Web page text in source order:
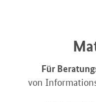
Für
von